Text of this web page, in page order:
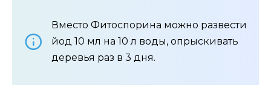
Вместо Фитоспорина можно развести
йод 10 мл на 10 л воды, опрыскивать
деревья раз в 3 дня.